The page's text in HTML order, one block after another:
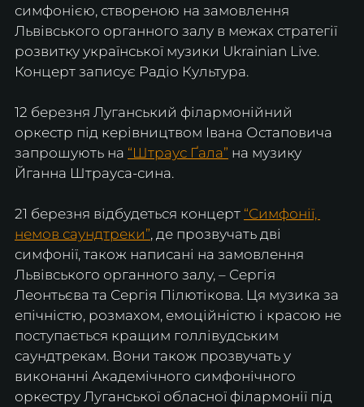
симфонією, створеною на замовлення
Львівського органного залу в межах стратегії
розвитку української музики Ukrainian Live.
Концерт записує Радіо Культура.
12 березня Луганський філармонійний
оркестр під керівництвом Івана Остаповича
запрошують на “Штраус Ґала” на музику
Йганна Штрауса-сина.
21 березня відбудеться концерт “Симфонії,
немов саундтреки”, де прозвучать дві
симфонії, також написані на замовлення
Львівського органного залу, – Сергія
Леонтьєва та Сергія Пілютікова. Ця музика за
епічністю, розмахом, емоційністю і красою не
поступається кращим голлівудським
саундтрекам. Вони також прозвучать у
виконанні Академічного симфонічного
оркестру Луганської обласної філармонії під